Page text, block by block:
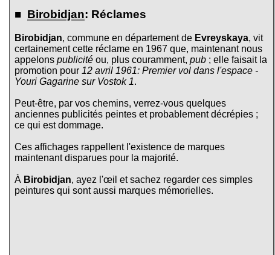
■ Birobidjan: Réclames
Birobidjan, commune en département de Evreyskaya, vit
certainement cette réclame en 1967 que, maintenant nous
appelons publicité ou, plus couramment, pub ; elle faisait la
promotion pour 12 avril 1961: Premier vol dans l'espace -
Youri Gagarine sur Vostok 1.
Peut-être, par vos chemins, verrez-vous quelques
anciennes publicités peintes et probablement décrépies ;
ce qui est dommage.
Ces affichages rappellent l'existence de marques
maintenant disparues pour la majorité.
À Birobidjan, ayez l'œil et sachez regarder ces simples
peintures qui sont aussi marques mémorielles.